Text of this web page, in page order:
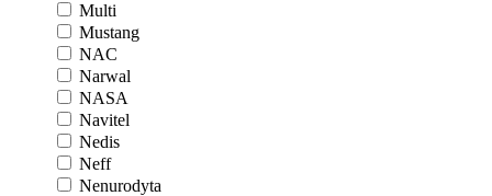
Multi
Mustang
NAC
Narwal
NASA
Navitel
Nedis
Neff
Nenurodyta